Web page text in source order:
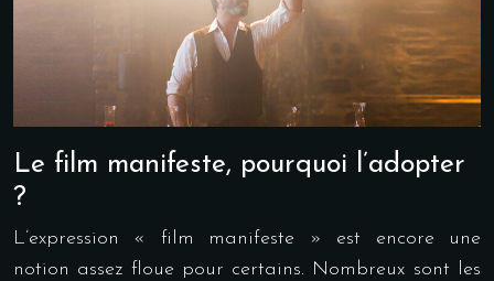
Le film manifeste, pourquoi l’adopter
?
L’expression « film manifeste » est encore une
notion assez floue pour certains. Nombreux sont les